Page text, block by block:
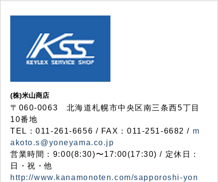
(株)米山商店
〒060-0063 北海道札幌市中央区南三条西5丁目
10番地
TEL：011-261-6656 / FAX：011-251-6682 / m
akoto.s@yoneyama.co.jp
営業時間：9:00(8:30)〜17:00(17:30) / 定休日：
日・祝・他
http://www.kanamonoten.com/sapporoshi-yon